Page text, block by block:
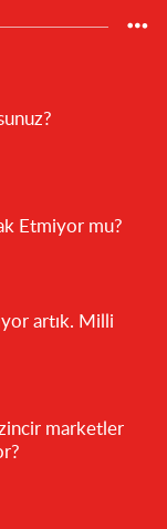
Etmiyor mu?
artık. Milli
marketler